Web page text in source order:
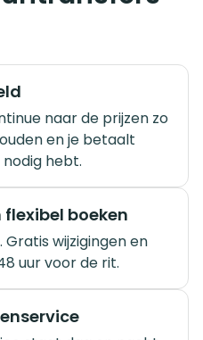
naar de prijzen zo
en je betaalt
hebt.
boeken
Gratis wijzigingen en
uur voor de rit.